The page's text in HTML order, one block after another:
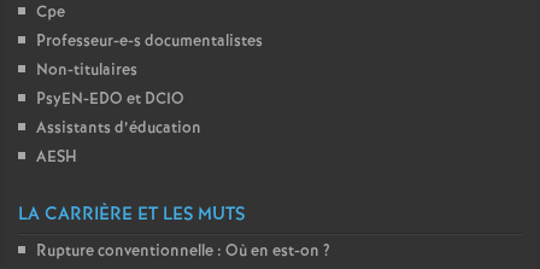
Cpe
Professeur-e-s documentalistes
Non-titulaires
PsyEN-EDO et DCIO
Assistants d’éducation
AESH
LA CARRIÈRE ET LES MUTS
Rupture conventionnelle : Où en est-on ?